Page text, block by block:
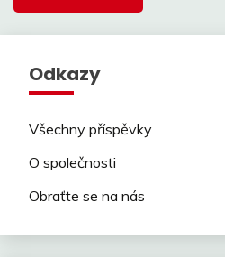
Odkazy
Všechny příspěvky
O společnosti
Obraťte se na nás